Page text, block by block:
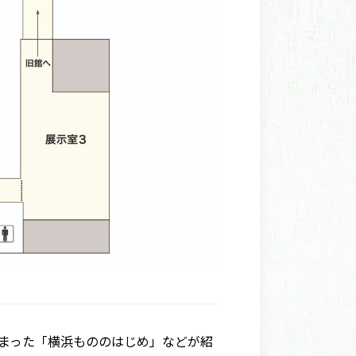
った「横浜もののはじめ」などが紹